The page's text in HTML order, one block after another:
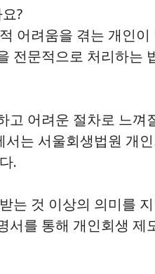
?
어려움을 겪는 개인
전문적으로 처리하는
고 어려운 절차로 느
는 서울회생법원 개
.
는 것 이상의 의미를
서를 통해 개인회생 제